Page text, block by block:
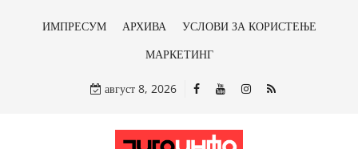
ИМПРЕСУМ АРХИВА
УСЛОВИ ЗА КОРИСТЕЊЕ
МАРКЕТИНГ
август 8, 2026